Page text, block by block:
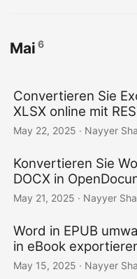
Mai 6
Convertieren Sie
XLSX online mit
May 22, 2025 · Nayyer
Konvertieren Sie
DOCX in
May 21, 2025 · Nayyer
Word in EPUB
in eBook
May 15, 2025 · Nayyer